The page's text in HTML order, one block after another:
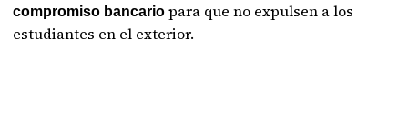
compromiso bancario para que no expulsen a los
estudiantes en el exterior.